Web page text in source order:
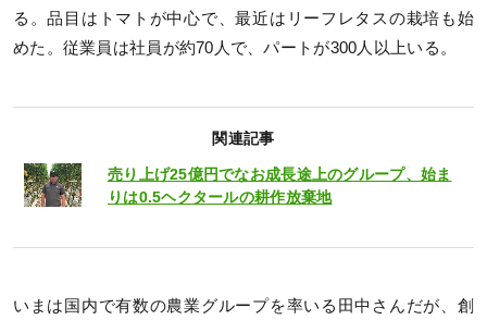
る。品目はトマトが中心で、最近はリーフレタスの栽培も始
めた。従業員は社員が約70人で、パートが300人以上いる。
関連記事
売り上げ25億円でなお成長途上のグループ、始ま
りは0.5ヘクタールの耕作放棄地
いまは国内で有数の農業グループを率いる田中さんだが、創